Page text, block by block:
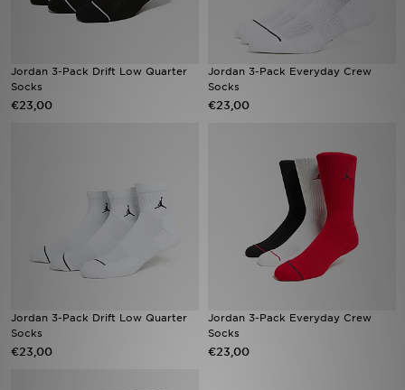
Jordan 3-Pack Drift Low Quarter
Socks
€23,00
Jordan 3-Pack Everyday Crew
Socks
€23,00
Jordan 3-Pack Drift Low Quarter
Socks
€23,00
Jordan 3-Pack Everyday Crew
Socks
€23,00
Collecties
Sports
Bestelling traceren
Mijn JD
Download de app